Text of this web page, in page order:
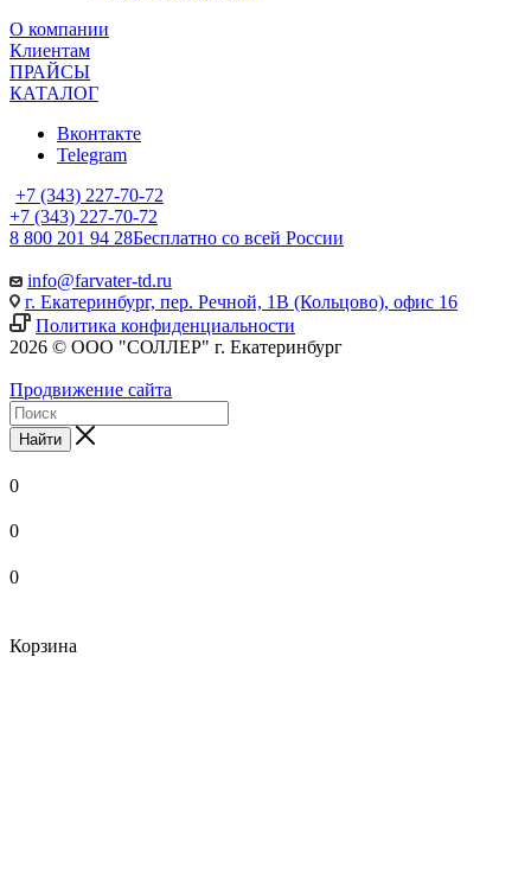
О компании
Клиентам
ПРАЙСЫ
КАТАЛОГ
Вконтакте
Telegram
+7 (343) 227-70-72
+7 (343) 227-70-72
8 800 201 94 28Бесплатно со всей России
info@farvater-td.ru
г. Екатеринбург, пер. Речной, 1В (Кольцово), офис 16
Политика конфиденциальности
2026 © ООО "СОЛЛЕР" г. Екатеринбург
Продвижение сайта
Найти
0
0
0
Корзина